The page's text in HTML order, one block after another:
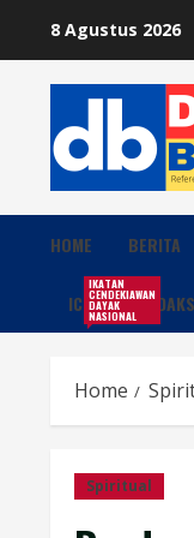
content
8 Agustus 2026
HOME BERITA
ICDN
IKATAN
CENDEKIAWAN
DAYAK
NASIONAL
Home
Spiritual